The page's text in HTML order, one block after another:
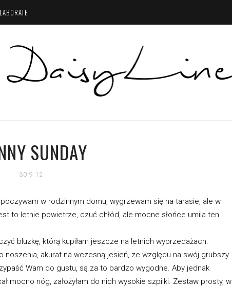
SUNDAY
30.9.12
w rodzinnym domu, wygrzewam się na tarasie, ale w
to letnie powietrze, czuć chłód, ale mocne słońce umila ten
bluzkę, którą kupiłam jeszcze na letnich wyprzedażach.
akurat na wczesną jesień, ze względu na swój grubszy
Wam do gustu, są za to bardzo wygodne. Aby jednak
mocno nóg, założyłam do nich wysokie szpilki. Zestaw prosty, w